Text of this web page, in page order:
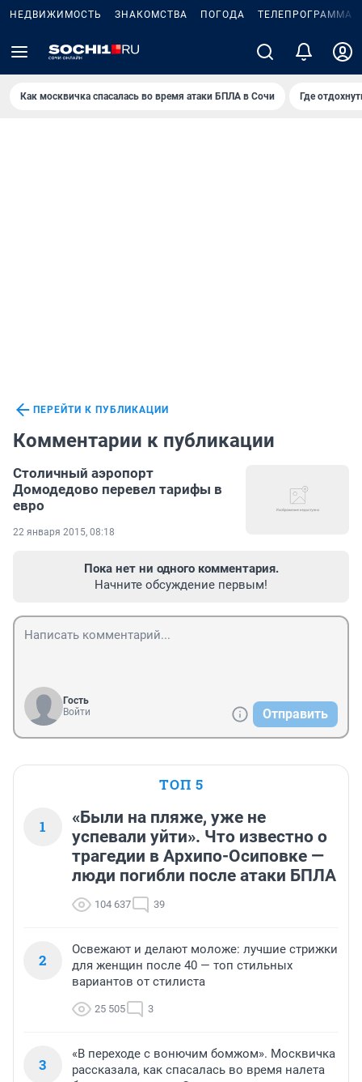
НЕДВИЖИМОСТЬ ЗНАКОМСТВА ПОГОДА ТЕЛЕПРОГРАММА
Как москвичка спасалась во время атаки БПЛА в Сочи Где
ПЕРЕЙТИ К ПУБЛИКАЦИИ
Комментарии к публикации
Столичный аэропорт
Домодедово перевел тарифы в
евро
22 января 2015, 08:18
Пока нет ни одного комментария.
Начните обсуждение первым!
Гость
Войти
Отправить
ТОП 5
1
«Были на пляже, уже не
успевали уйти». Что известно о
трагедии в Архипо-Осиповке —
люди погибли после атаки БПЛА
104 637 39
2
Освежают и делают моложе: лучшие стрижки
для женщин после 40 — топ стильных
вариантов от стилиста
25 505 3
3
«В переходе с вонючим бомжом». Москвичка
рассказала, как спасалась во время налета